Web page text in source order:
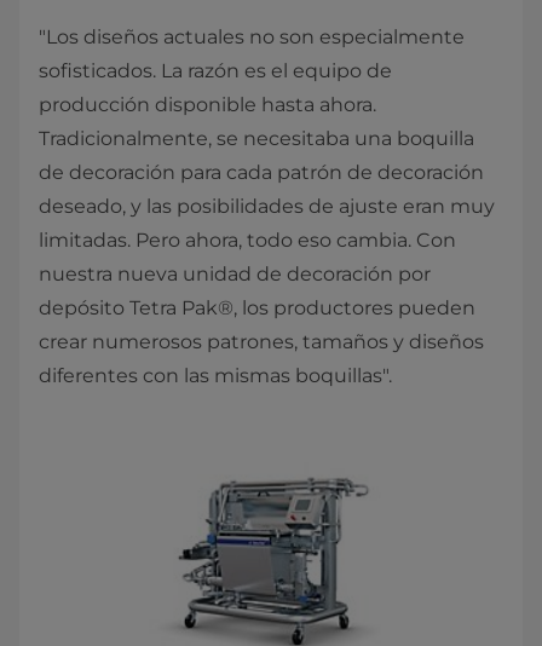
"Los diseños actuales no son especialmente
sofisticados. La razón es el equipo de
producción disponible hasta ahora.
Tradicionalmente, se necesitaba una boquilla
de decoración para cada patrón de decoración
deseado, y las posibilidades de ajuste eran muy
limitadas. Pero ahora, todo eso cambia. Con
nuestra nueva unidad de decoración por
depósito Tetra Pak®, los productores pueden
crear numerosos patrones, tamaños y diseños
diferentes con las mismas boquillas".